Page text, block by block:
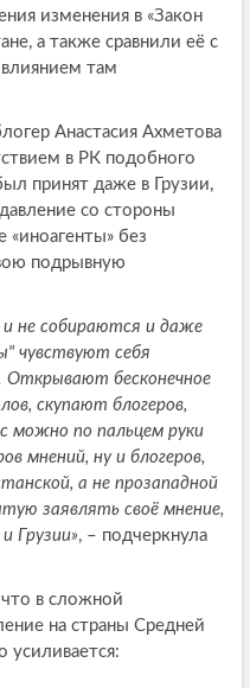
изменения в «Закон
а также сравнили её с
там
Анастасия Ахметова
в РК подобного
принят даже в Грузии,
со стороны
«иноагенты» без
подрывную
и не собираются и даже
чувствуют себя
бесконечное
скупают блогеров,
можно по пальцем руки
мнений, ну и блогеров,
а не прозападной
заявлять своё мнение,
Грузии», – подчеркнула
в сложной
на страны Средней
усиливается: